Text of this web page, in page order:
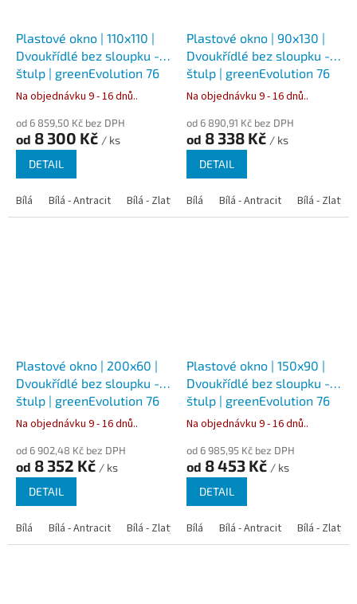
Plastové okno | 110x110 |
Dvoukřídlé bez sloupku -
štulp | greenEvolution 76
Na objednávku 9 - 16 dnů..
od 6 859,50 Kč bez DPH
od 8 300 Kč / ks
DETAIL
Bílá Bílá - Antracit Bílá - Zlatý dub Bílá - Tmavý dub Bílá -
Plastové okno | 90x130 |
Dvoukřídlé bez sloupku -
štulp | greenEvolution 76
Na objednávku 9 - 16 dnů..
od 6 890,91 Kč bez DPH
od 8 338 Kč / ks
DETAIL
Bílá Bílá - Antracit Bílá - Zlatý
Plastové okno | 200x60 |
Dvoukřídlé bez sloupku -
štulp | greenEvolution 76
Na objednávku 9 - 16 dnů..
od 6 902,48 Kč bez DPH
od 8 352 Kč / ks
DETAIL
Bílá Bílá - Antracit Bílá - Zlatý dub Bílá - Tmavý dub Bílá -
Plastové okno | 150x90 |
Dvoukřídlé bez sloupku -
štulp | greenEvolution 76
Na objednávku 9 - 16 dnů..
od 6 985,95 Kč bez DPH
od 8 453 Kč / ks
DETAIL
Bílá Bílá - Antracit Bílá - Zlatý